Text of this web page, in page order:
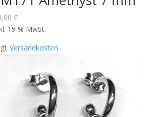
€
19 % MwSt.
Versandkosten